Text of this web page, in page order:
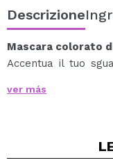
Descrizione
Mascara colorato
Accentua il tuo
Questo mascara è
mantiene definite
ver más